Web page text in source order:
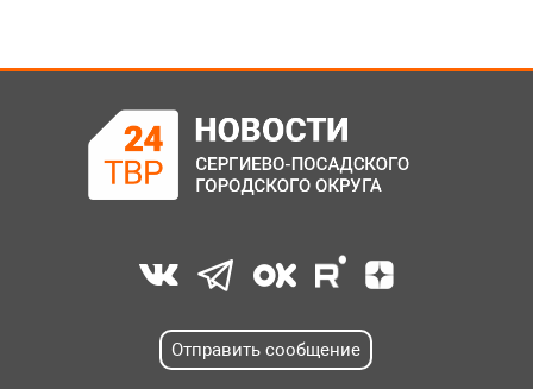
Отправить сообщение